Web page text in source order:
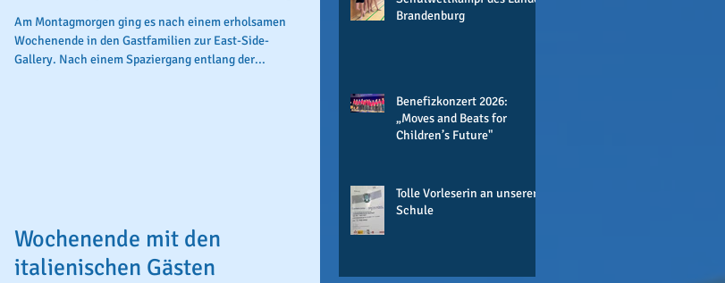
Am Montagmorgen ging es nach einem erholsamen
Wochenende in den Gastfamilien zur East-Side-
Gallery. Nach einem Spaziergang entlang der...
Wochenende mit den
italienischen Gästen
Brandenburg
Benefizkonzert 2026:
„Moves and Beats for
Children’s Future"
Tolle Vorleserin an unserer
Schule